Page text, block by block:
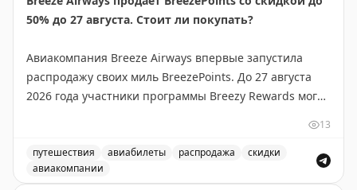
Juan Ruiz| Original
50% до 27 августа. Стоит ли покупать?
Авиакомпания Breeze Airways впервые запустила
распродажу своих миль BreezePoints. До 27 августа
2026 года участники программы Breezy Rewards могут
объема: 1000 баллов без скидки, 2000-4000 — 30%,
5000-9000 — 40%, 10000+ — 50%. Баллы
13
путешествия авиабилеты распродажа
скидки
авиакомпании